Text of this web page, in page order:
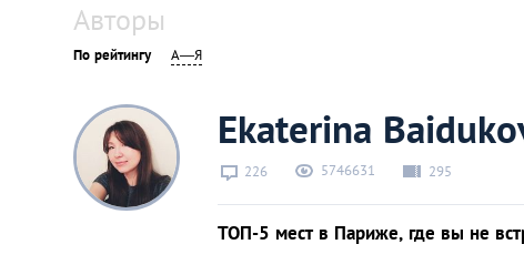
Астана
Афины
Авторы
По рейтингу А—Я
Ekaterina
226 5746631 295
ТОП-5 мест в Париже, где вы не